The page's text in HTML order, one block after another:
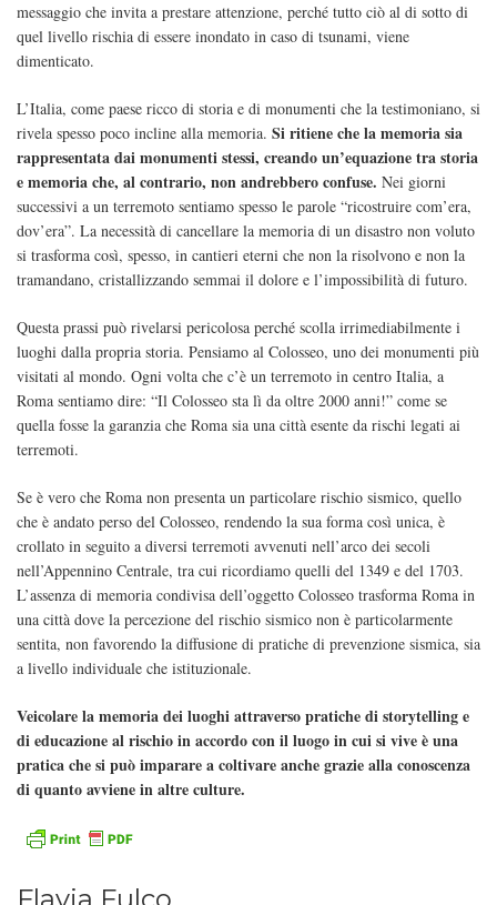
messaggio che invita a prestare attenzione, perché tutto ciò al di sotto di
quel livello rischia di essere inondato in caso di tsunami, viene
dimenticato.
L’Italia, come paese ricco di storia e di monumenti che la testimoniano, si
rivela spesso poco incline alla memoria. Si ritiene che la memoria sia
rappresentata dai monumenti stessi, creando un’equazione tra storia
e memoria che, al contrario, non andrebbero confuse. Nei giorni
successivi a un terremoto sentiamo spesso le parole “ricostruire com’era,
dov’era”. La necessità di cancellare la memoria di un disastro non voluto
si trasforma così, spesso, in cantieri eterni che non la risolvono e non la
tramandano, cristallizzando semmai il dolore e l’impossibilità di futuro.
Questa prassi può rivelarsi pericolosa perché scolla irrimediabilmente i
luoghi dalla propria storia. Pensiamo al Colosseo, uno dei monumenti più
visitati al mondo. Ogni volta che c’è un terremoto in centro Italia, a
Roma sentiamo dire: “Il Colosseo sta lì da oltre 2000 anni!” come se
quella fosse la garanzia che Roma sia una città esente da rischi legati ai
terremoti.
Se è vero che Roma non presenta un particolare rischio sismico, quello
che è andato perso del Colosseo, rendendo la sua forma così unica, è
crollato in seguito a diversi terremoti avvenuti nell’arco dei secoli
nell’Appennino Centrale, tra cui ricordiamo quelli del 1349 e del 1703.
L’assenza di memoria condivisa dell’oggetto Colosseo trasforma Roma in
una città dove la percezione del rischio sismico non è particolarmente
sentita, non favorendo la diffusione di pratiche di prevenzione sismica, sia
a livello individuale che istituzionale.
Veicolare la memoria dei luoghi attraverso pratiche di storytelling e
di educazione al rischio in accordo con il luogo in cui si vive è una
pratica che si può imparare a coltivare anche grazie alla conoscenza
di quanto avviene in altre culture.